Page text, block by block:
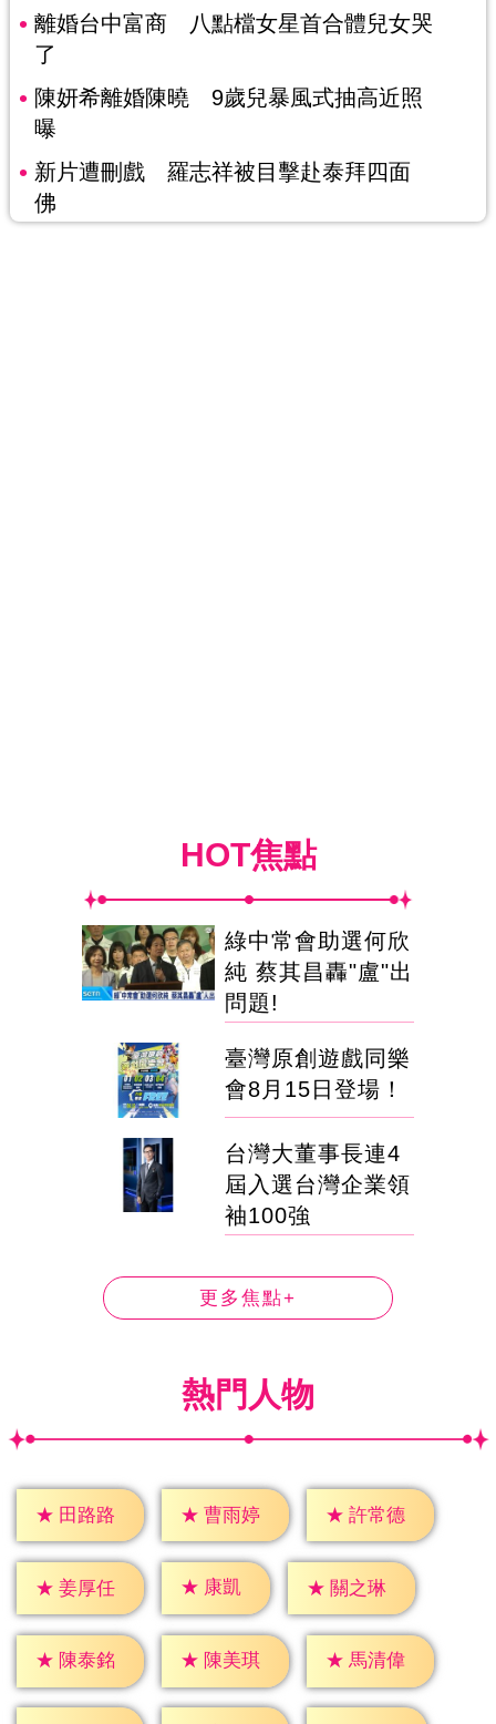
離婚台中富商 八點檔女星首合體兒女哭
了
陳妍希離婚陳曉 9歲兒暴風式抽高近照
曝
新片遭刪戲 羅志祥被目擊赴泰拜四面
佛
HOT焦點
綠中常會助選何欣
純 蔡其昌轟"盧"出
問題!
臺灣原創遊戲同樂
會8月15日登場！
台灣大董事長連4
屆入選台灣企業領
袖100強
更多焦點+
熱門人物
★ 田路路 ★ 曹雨婷 ★ 許常德
★ 姜厚任 ★ 康凱 ★ 關之琳
★ 陳泰銘 ★ 陳美琪 ★ 馬清偉